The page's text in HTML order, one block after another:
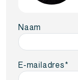
Naam
E-mailadres*